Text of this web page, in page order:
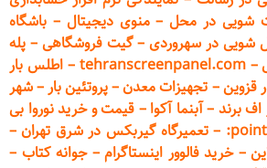
شویی در محل–منوی دیجیتال – باشگاه
شویی در سهروردی–گیت فروشگاهی – پله
–
tehranscreenpanel.com
–اطلس بار
قزوین– تجهیزات معدن–پروتئین بار–شهر
اف برند –آبنما آکوا – قیمت و خرید نوروا بی
– تعمیرگاه گیربکس در شرق تهران–
–خرید فالوور اینستاگرام–جوانه کتاب –